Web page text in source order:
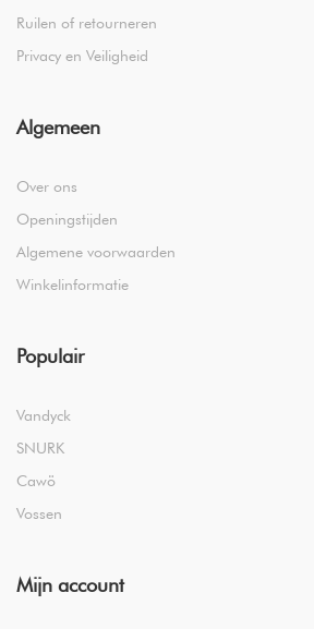
Ruilen of retourneren
Privacy en Veiligheid
Algemeen
Over ons
Openingstijden
Algemene voorwaarden
Winkelinformatie
Populair
Vandyck
SNURK
Cawö
Vossen
Mijn account